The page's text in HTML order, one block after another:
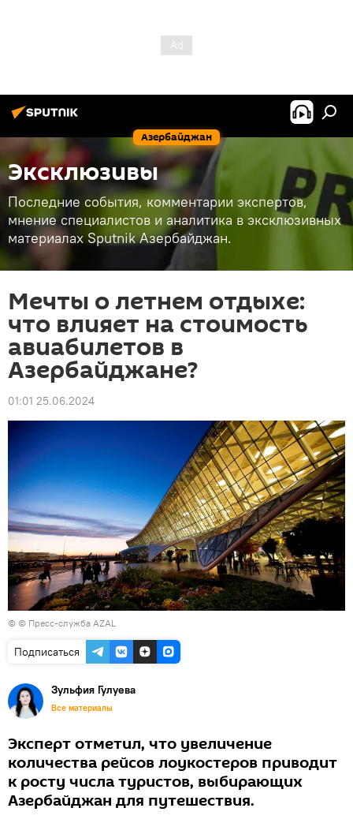
Азербайджан
Эксклюзивы
Последние события, комментарии экспертов,
мнение специалистов и аналитика в эксклюзивных
материалах Sputnik Азербайджан.
Мечты о летнем отдыхе:
что влияет на стоимость
авиабилетов в
Азербайджане?
01:01 25.06.2024
© © Пресс-служба AZAL
Подписаться
Зульфия Гулуева
Все материалы
Эксперт отметил, что увеличение
количества рейсов лоукостеров приводит
к росту числа туристов, выбирающих
Азербайджан для путешествия.